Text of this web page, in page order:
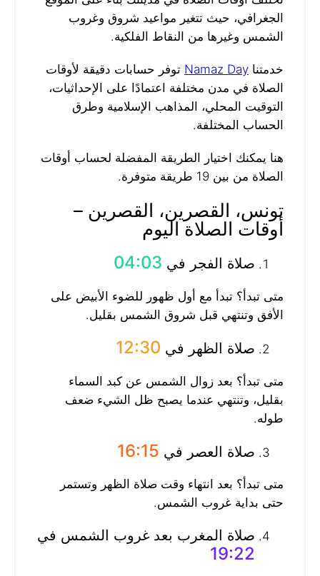
الجغرافي، حيث تتغير مواعيد شروق وغروب
الشمس وغيرها من النقاط الفلكية.
خدمتنا Namaz Day توفر حسابات دقيقة لأوقات
الصلاة في مدن مختلفة اعتمادًا على الإحداثيات،
التوقيت المحلي، المذاهب الإسلامية وطرق
الحساب المختلفة.
هنا يمكنك اختيار الطريقة المفضلة لحساب أوقات
الصلاة من بين 19 طريقة متوفرة.
تونس، القصرين، القصرين –
أوقات الصلاة اليوم
صلاة الفجر في 04:03
متى تبدأ؟ تبدأ مع أول ظهور للضوء الأبيض على
الأفق وتنتهي قبل شروق الشمس بقليل.
صلاة الظهر في 12:30
متى تبدأ؟ بعد زوال الشمس عن كبد السماء
بقليل، وتنتهي عندما يصبح ظل الشيء ضعف
طوله.
صلاة العصر في 16:15
متى تبدأ؟ بعد انتهاء وقت صلاة الظهر وتستمر
حتى بداية غروب الشمس.
صلاة المغرب بعد غروب الشمس في
19:22